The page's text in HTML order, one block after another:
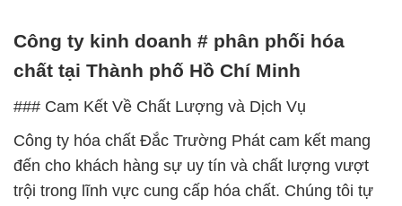
Công ty kinh doanh # phân phối hóa
chất tại Thành phố Hồ Chí Minh
### Cam Kết Về Chất Lượng và Dịch Vụ
Công ty hóa chất Đắc Trường Phát cam kết mang
đến cho khách hàng sự uy tín và chất lượng vượt
trội trong lĩnh vực cung cấp hóa chất. Chúng tôi tự